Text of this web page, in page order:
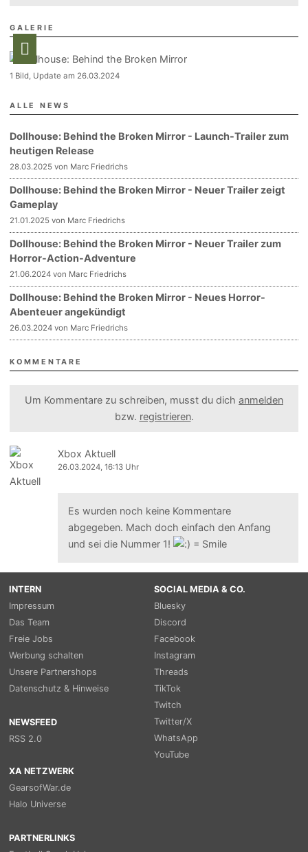
GALERIE
1 Bild, Update am 26.03.2024
ALLE NEWS
Dollhouse: Behind the Broken Mirror - Launch-Trailer zum
heutigen Release
28.03.2025 von Marc Friedrichs
Dollhouse: Behind the Broken Mirror - Neuer Trailer zeigt
Gameplay
21.01.2025 von Marc Friedrichs
Dollhouse: Behind the Broken Mirror - Neuer Trailer zum
Horror-Action-Adventure
21.06.2024 von Marc Friedrichs
Dollhouse: Behind the Broken Mirror - Neues Horror-
Abenteuer angekündigt
26.03.2024 von Marc Friedrichs
KOMMENTARE
Um Kommentare zu schreiben, musst du dich anmelden
bzw. registrieren.
Xbox Aktuell
26.03.2024, 16:13 Uhr
Es wurden noch keine Kommentare
abgegeben. Mach doch einfach den Anfang
und sei die Nummer 1!
INTERN
Impressum
Das Team
Freie Jobs
Werbung schalten
Unsere Partnershops
Datenschutz & Hinweise
NEWSFEED
RSS 2.0
SOCIAL MEDIA & CO.
Bluesky
Discord
Facebook
Instagram
Threads
TikTok
Twitch
Twitter/X
WhatsApp
YouTube
XA NETZWERK
GearsofWar.de
Halo Universe
PARTNERLINKS